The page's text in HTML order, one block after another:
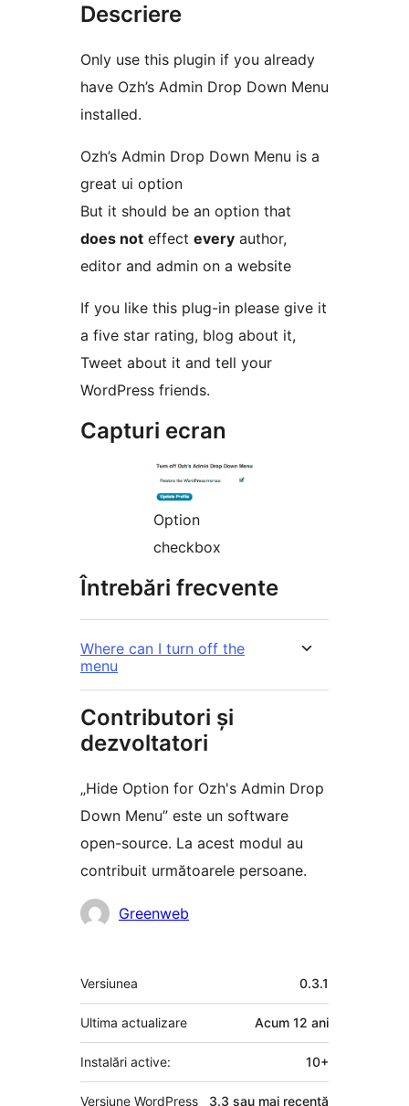
Descriere
Only use this plugin if you already
have Ozh’s Admin Drop Down Menu
installed.
Ozh’s Admin Drop Down Menu is a
great ui option
But it should be an option that
does not effect every author,
editor and admin on a website
If you like this plug-in please give it
a five star rating, blog about it,
Tweet about it and tell your
WordPress friends.
Capturi ecran
Option
checkbox
Întrebări frecvente
Where can I turn off the
menu
Contributori și
dezvoltatori
„Hide Option for Ozh's Admin Drop
Down Menu” este un software
open-source. La acest modul au
contribuit următoarele persoane.
Contributori
Greenweb
Meta
Versiunea 0.3.1
Ultima actualizare Acum 12 ani
Instalări active: 10+
Versiune WordPress 3.3 sau mai recentă